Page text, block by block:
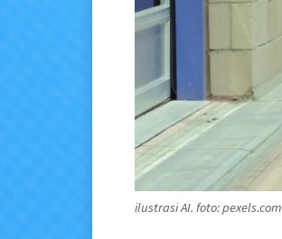
ilustrasi AI. foto: pexels.com